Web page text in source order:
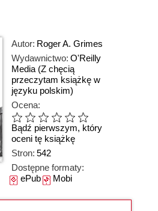
Autor: Roger A. Grimes
Wydawnictwo: O'Reilly
Media (Z chęcią
przeczytam książkę w
języku polskim)
Ocena:
Bądź pierwszym, który
oceni tę książkę
Stron: 542
Dostępne formaty:
ePubMobi